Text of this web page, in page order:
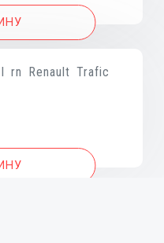
rn Renault Trafic